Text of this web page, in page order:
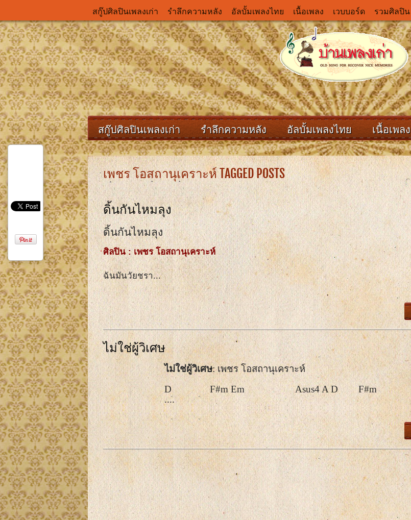
สกู๊ปศิลปินเพลงเก่า รำลึกความหลัง อัลบั้มเพลงไทย เนื้อเพลง เวบบอร์ด รวมศิลปิน
สกู๊ปศิลปินเพลงเก่า รำลึกความหลัง อัลบั้มเพลงไทย เนื้อเพลง
เพชร โอสถานุเคราะห์ TAGGED POSTS
ดิ้นกันไหมลุง
ดิ้นกันไหมลุง
ศิลปิน : เพชร โอสถานุเคราะห์
ฉันมันวัยชรา...
ไม่ใช่ผู้วิเศษ
ไม่ใช่ผู้วิเศษ: เพชร โอสถานุเคราะห์
D               F#m Em                    Asus4 A D        F#m
....